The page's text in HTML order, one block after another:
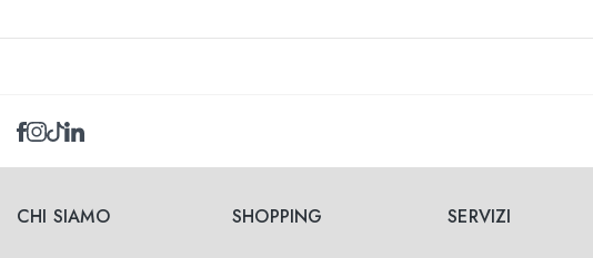
CHI SIAMO SHOPPING SERVIZI